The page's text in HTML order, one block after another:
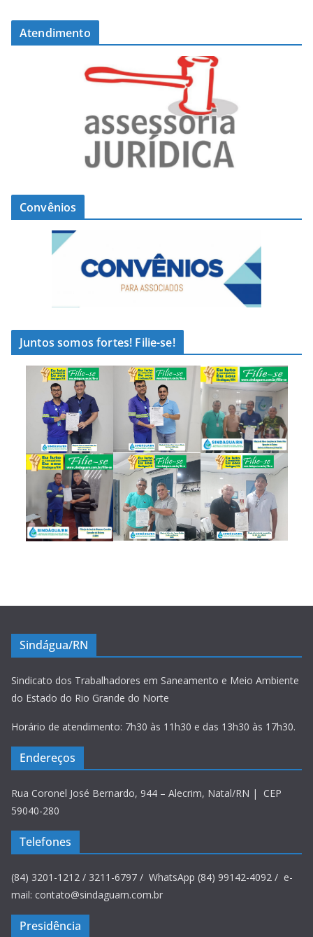
Atendimento
Convênios
Juntos somos fortes! Filie-se!
Sindágua/RN
Sindicato dos Trabalhadores em Saneamento e Meio Ambiente
do Estado do Rio Grande do Norte
Horário de atendimento: 7h30 às 11h30 e das 13h30 às 17h30.
Endereços
Rua Coronel José Bernardo, 944 – Alecrim, Natal/RN | CEP
59040-280
Telefones
(84) 3201-1212 / 3211-6797 / WhatsApp (84) 99142-4092 / e-
mail: contato@sindaguarn.com.br
Presidência